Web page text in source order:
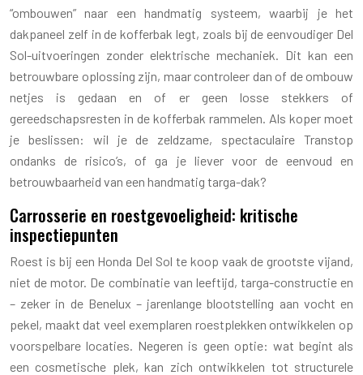
“ombouwen” naar een handmatig systeem, waarbij je het
dakpaneel zelf in de kofferbak legt, zoals bij de eenvoudiger Del
Sol-uitvoeringen zonder elektrische mechaniek. Dit kan een
betrouwbare oplossing zijn, maar controleer dan of de ombouw
netjes is gedaan en of er geen losse stekkers of
gereedschapsresten in de kofferbak rammelen. Als koper moet
je beslissen: wil je de zeldzame, spectaculaire Transtop
ondanks de risico’s, of ga je liever voor de eenvoud en
betrouwbaarheid van een handmatig targa-dak?
Carrosserie en roestgevoeligheid: kritische
inspectiepunten
Roest is bij een Honda Del Sol te koop vaak de grootste vijand,
niet de motor. De combinatie van leeftijd, targa-constructie en
– zeker in de Benelux – jarenlange blootstelling aan vocht en
pekel, maakt dat veel exemplaren roestplekken ontwikkelen op
voorspelbare locaties. Negeren is geen optie: wat begint als
een cosmetische plek, kan zich ontwikkelen tot structurele